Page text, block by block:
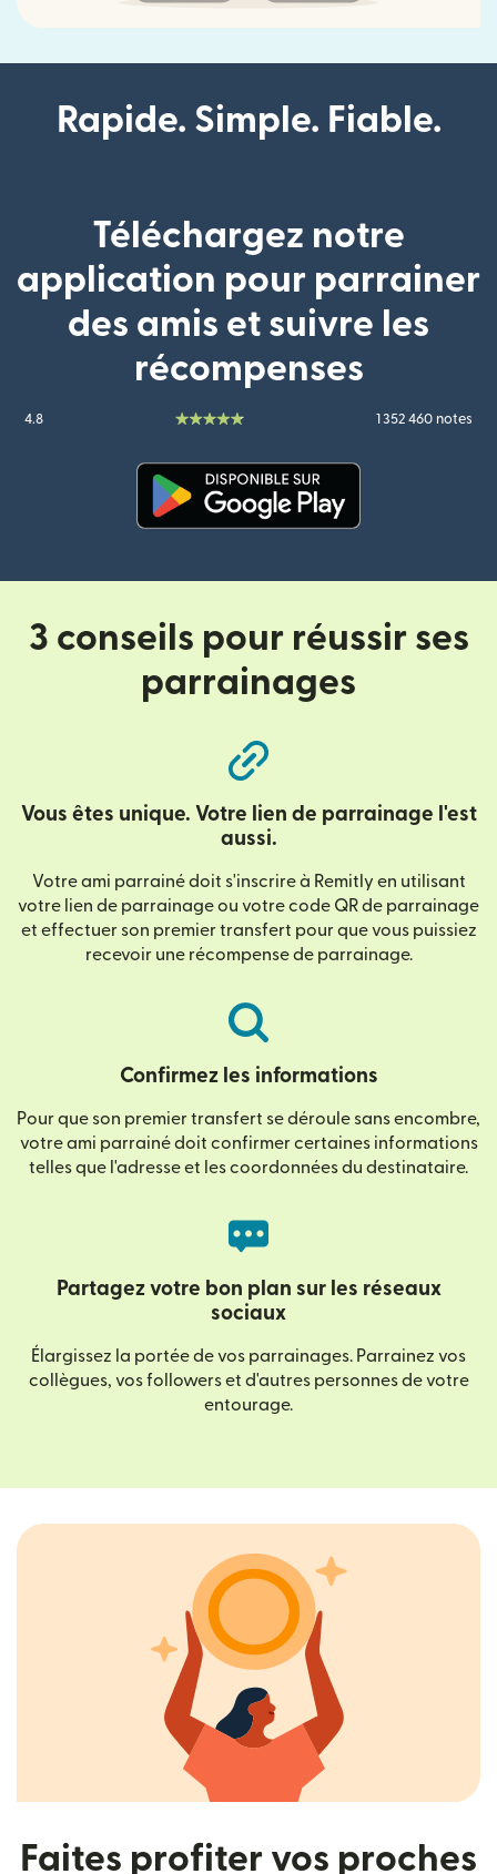
Rapide. Simple. Fiable.
Téléchargez notre
application pour parrainer
des amis et suivre les
récompenses
4.8 1 352 460 notes
3 conseils pour réussir ses
parrainages
Vous êtes unique. Votre lien de parrainage l'est
aussi.
Votre ami parrainé doit s'inscrire à Remitly en utilisant
votre lien de parrainage ou votre code QR de parrainage
et effectuer son premier transfert pour que vous puissiez
recevoir une récompense de parrainage.
Confirmez les informations
Pour que son premier transfert se déroule sans encombre,
votre ami parrainé doit confirmer certaines informations
telles que l'adresse et les coordonnées du destinataire.
Partagez votre bon plan sur les réseaux
sociaux
Élargissez la portée de vos parrainages. Parrainez vos
collègues, vos followers et d'autres personnes de votre
entourage.
Faites profiter vos proches